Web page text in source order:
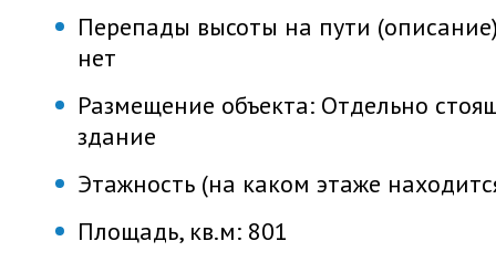
Перепады высоты на пути
нет
Размещение объекта: Отдельно
здание
Этажность (на каком этаже
Площадь, кв.м: 801